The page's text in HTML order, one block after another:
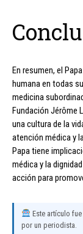
En resumen, el
humana en todas
medicina
Fundación Jérôme
una cultura de la
atención médica y
Papa tiene
médica y la
acción para
Este artículo
por un periodista.